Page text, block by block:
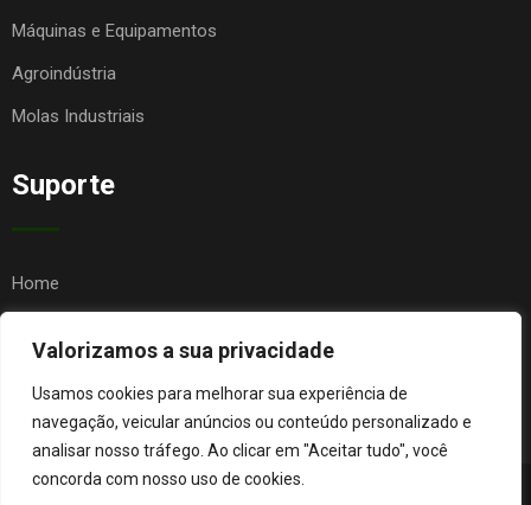
Valorizamos a sua privacidade
Usamos cookies para melhorar sua experiência de
navegação, veicular anúncios ou conteúdo personalizado e
analisar nosso tráfego. Ao clicar em "Aceitar tudo", você
concorda com nosso uso de cookies.
Máquinas e Equipamentos
Agroindústria
Molas Industriais
Suporte
Home